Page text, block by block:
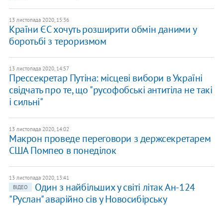
13 листопада 2020, 15:36
Країни ЄС хочуть розширити обмін даними у
боротьбі з тероризмом
13 листопада 2020, 14:57
Прессекретар Путіна: місцеві вибори в Україні
свідчать про те, що "русофобські антитіла не такі
і сильні"
13 листопада 2020, 14:02
​Макрон проведе переговори з держсекретарем
США Помпео в понеділок
13 листопада 2020, 13:41
ВІДЕО
Один з найбільших у світі літак Ан-124
"Руслан" аварійно сів у Новосибірську